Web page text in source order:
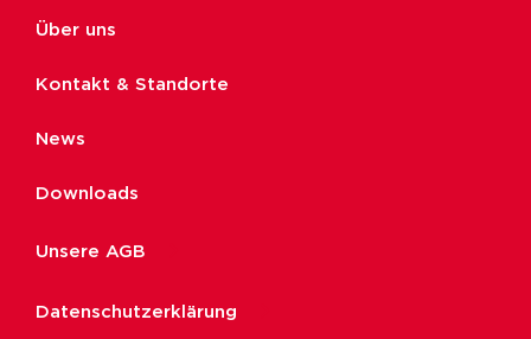
Über uns
Kontakt & Standorte
News
Downloads
Unsere AGB
Datenschutzerklärung